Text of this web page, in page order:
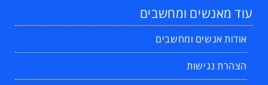
עוד מאנשים ומחשבים
אודות אנשים ומחשבים
הצהרת נגישות